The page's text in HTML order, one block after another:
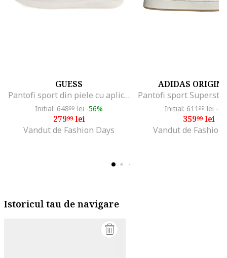
GUESS
Pantofi sport din piele cu aplicatie logo, Alb/Negru
Initial: 64899 lei -56%
27999lei
Vandut de Fashion Days
ADIDAS
Initial: 611 99 lei -
35999lei
Vandut de Fashion
Istoricul tau de navigare